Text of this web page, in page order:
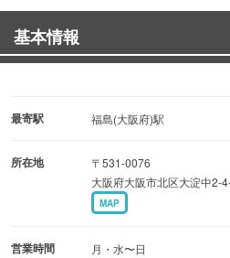
・A5ランクのサーロインを使用
ョ 1,800円（税抜）
・tesoronのオニオングラタンス
（税抜）
基本情報
最寄駅 福島(大阪府)駅
所在地
〒531-0076
大阪府大阪市北区大淀中2-
MAP
営業時間
月・水〜日